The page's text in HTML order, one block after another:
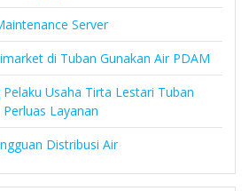
Server
di Tuban Gunakan Air PDAM
Usaha Tirta Lestari Tuban
Perluas Layanan
Distribusi Air